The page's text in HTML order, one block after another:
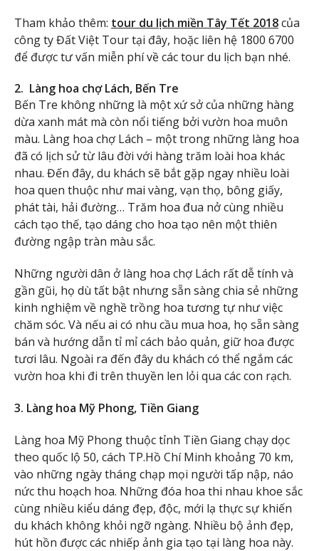
Tham khảo thêm: tour du lịch miền Tây Tết 2018của
công ty Đất Việt Tour tại đây, hoặc liên hệ 1800 6700
để được tư vấn miễn phí về các tour du lịch bạn nhé.
2. Làng hoa chợ Lách, Bến Tre
Bến Tre không những là một xứ sở của những hàng
dừa xanh mát mà còn nổi tiếng bởi vườn hoa muôn
màu. Làng hoa chợ Lách – một trong những làng hoa
đã có lịch sử từ lâu đời với hàng trăm loài hoa khác
nhau. Đến đây, du khách sẽ bắt gặp ngay nhiều loài
hoa quen thuộc như mai vàng, vạn thọ, bông giấy,
phát tài, hải đường… Trăm hoa đua nở cùng nhiều
cách tạo thế, tạo dáng cho hoa tạo nên một thiên
đường ngập tràn màu sắc.
Những người dân ở làng hoa chợ Lách rất dễ tính và
gần gũi, họ dù tất bật nhưng sẵn sàng chia sẻ những
kinh nghiệm về nghề trồng hoa tương tự như việc
chăm sóc. Và nếu ai có nhu cầu mua hoa, họ sẵn sàng
bán và hướng dẫn tỉ mỉ cách bảo quản, giữ hoa được
tươi lâu. Ngoài ra đến đây du khách có thể ngắm các
vườn hoa khi đi trên thuyền len lỏi qua các con rạch.
3. Làng hoa Mỹ Phong, Tiền Giang
Làng hoa Mỹ Phong thuộc tỉnh Tiền Giang chạy dọc
theo quốc lộ 50, cách TP.Hồ Chí Minh khoảng 70 km,
vào những ngày tháng chạp mọi người tấp nập, náo
nức thu hoạch hoa. Những đóa hoa thi nhau khoe sắc
cùng nhiều kiểu dáng đẹp, độc, mới lạ thực sự khiến
du khách không khỏi ngỡ ngàng. Nhiều bộ ảnh đẹp,
hút hồn được các nhiếp ảnh gia tạo tại làng hoa này.